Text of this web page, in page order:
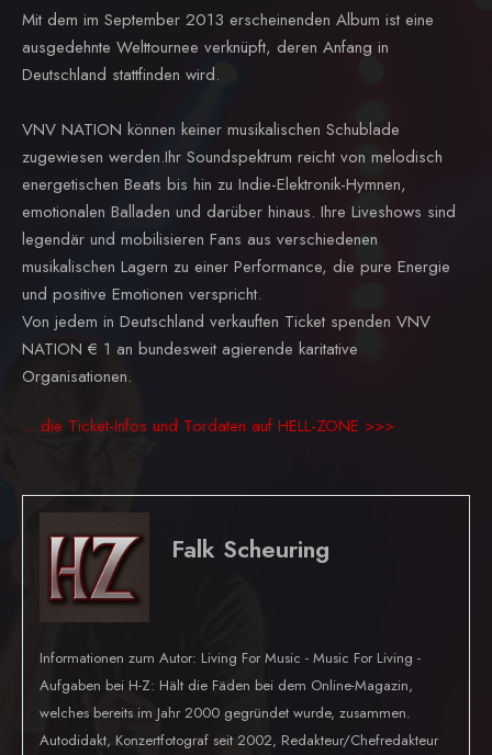
Mit dem im September 2013 erscheinenden Album ist eine
ausgedehnte Welttournee verknüpft, deren Anfang in
Deutschland stattfinden wird.
VNV NATION können keiner musikalischen Schublade
zugewiesen werden.Ihr Soundspektrum reicht von melodisch
energetischen Beats bis hin zu Indie-Elektronik-Hymnen,
emotionalen Balladen und darüber hinaus. Ihre Liveshows sind
legendär und mobilisieren Fans aus verschiedenen
musikalischen Lagern zu einer Performance, die pure Energie
und positive Emotionen verspricht.
Von jedem in Deutschland verkauften Ticket spenden VNV
NATION € 1 an bundesweit agierende karitative
Organisationen.
... die Ticket-Infos und Tordaten auf HELL-ZONE >>>
Falk Scheuring
Informationen zum Autor: Living For Music - Music For Living -
Aufgaben bei H-Z: Hält die Fäden bei dem Online-Magazin,
welches bereits im Jahr 2000 gegründet wurde, zusammen.
Autodidakt, Konzertfotograf seit 2002, Redakteur/Chefredakteur